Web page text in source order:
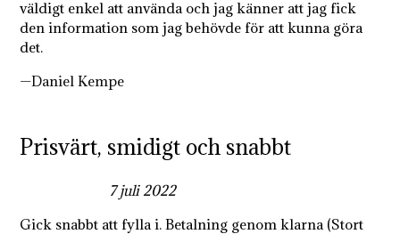
väldigt enkel att använda och jag känner att jag fick
den information som jag behövde för att kunna göra
det.
Daniel Kempe
Prisvärt, smidigt och snabbt
7 juli 2022
Gick snabbt att fylla i. Betalning genom klarna (Stort